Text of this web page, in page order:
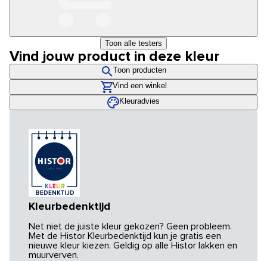
Toon alle testers
Vind jouw product in deze kleur
Toon producten
Vind een winkel
Kleuradvies
Kleurbedenktijd
Net niet de juiste kleur gekozen? Geen probleem.
Met de Histor Kleurbedenktijd kun je gratis een
nieuwe kleur kiezen. Geldig op alle Histor lakken en
muurverven.